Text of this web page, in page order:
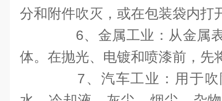
分和附件吹灭，或在包装袋内打
6、金属工业：从金属表
体。在抛光、电镀和喷漆前，先
7、汽车工业：用于吹